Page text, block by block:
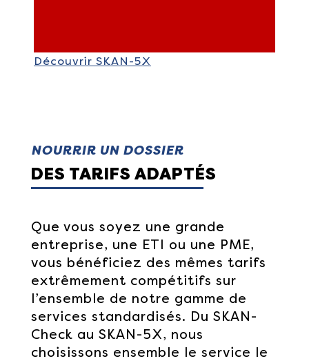
Découvrir SKAN-5X
NOURRIR UN DOSSIER
DES TARIFS ADAPTÉS
Que vous soyez une grande
entreprise, une ETI ou une PME,
vous bénéficiez des mêmes tarifs
extrêmement compétitifs sur
l’ensemble de notre gamme de
services standardisés. Du SKAN-
Check au SKAN-5X, nous
choisissons ensemble le service le